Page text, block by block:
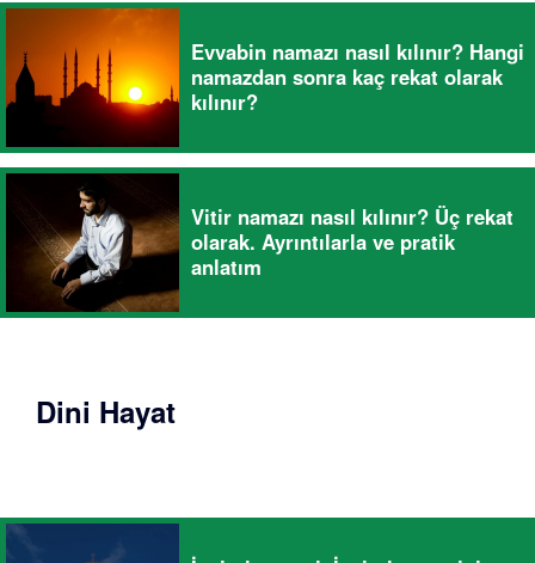
Evvabin namazı nasıl kılınır? Hangi
namazdan sonra kaç rekat olarak
kılınır?
Vitir namazı nasıl kılınır? Üç rekat
olarak. Ayrıntılarla ve pratik
anlatım
Dini Hayat